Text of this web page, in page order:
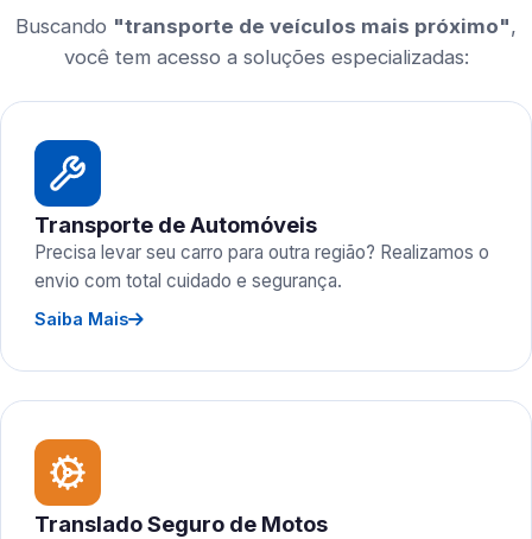
Buscando "transporte de veículos mais próximo",
você tem acesso a soluções especializadas:
Transporte de Automóveis
Precisa levar seu carro para outra região? Realizamos o
envio com total cuidado e segurança.
Saiba Mais
Translado Seguro de Motos